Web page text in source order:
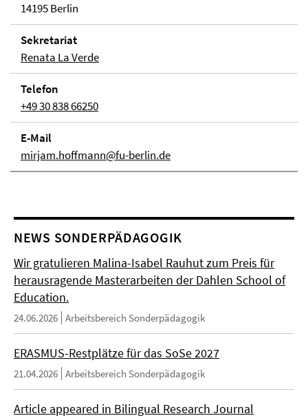
14195 Berlin
Sekretariat
Renata La Verde
Telefon
+49 30 838 66250
E-Mail
mirjam.hoffmann@fu-berlin.de
NEWS SONDERPÄDAGOGIK
Wir gratulieren Malina-Isabel Rauhut zum Preis für
herausragende Masterarbeiten der Dahlen School of
Education.
24.06.2026 Arbeitsbereich Sonderpädagogik
ERASMUS-Restplätze für das SoSe 2027
21.04.2026 Arbeitsbereich Sonderpädagogik
Article appeared in Bilingual Research Journal